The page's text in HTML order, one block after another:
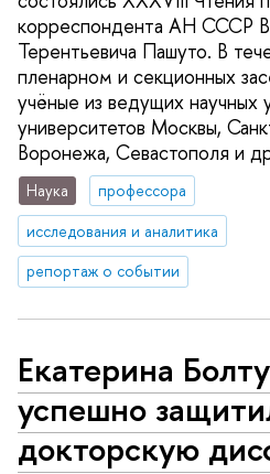
корреспондента АН СССР
Терентьевича Пашуто. В
пленарном и секционных
учёные из ведущих научных
университетов Москвы,
Воронежа, Севастополя и
Наука
профессора
исследования и аналитика
репортаж о событии
Екатерина
успешно
докторскую